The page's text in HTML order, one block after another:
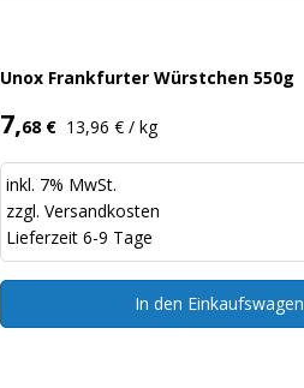
Unox Frankfurter Würstchen 550g
7,68 € 13,96 € / kg
inkl. 7% MwSt.
zzgl. Versandkosten
Lieferzeit 6-9 Tage
In den Einkaufswagen